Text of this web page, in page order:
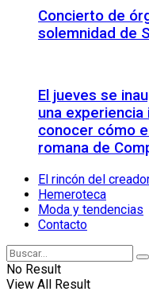
Concierto de
solemnidad de
El jueves se
una
conocer cómo
romana de
El rincón del
Hemeroteca
Moda y tendencias
Contacto
No Result
View All Result